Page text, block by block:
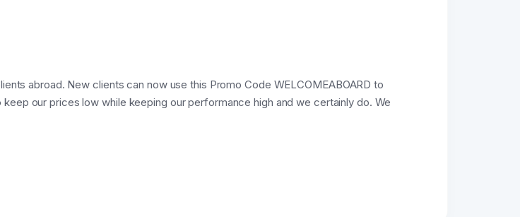
abroad. New clients can now use this Promo Code WELCOMEABOARD to
our prices low while keeping our performance high and we certainly do. We